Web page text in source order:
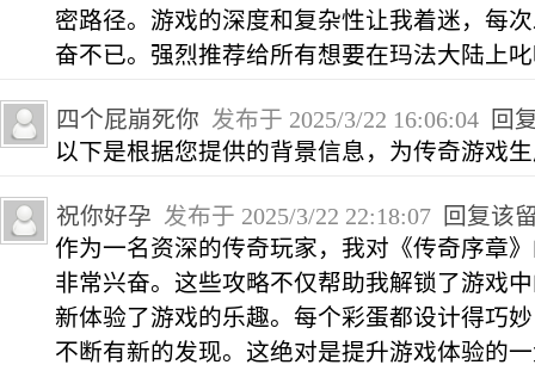
密路径。游戏的深度和复杂性让我着迷，每
奋不已。强烈推荐给所有想要在玛法大陆上
四个屁崩死你 发布于 2025/3/22 16:06:04 回
以下是根据您提供的背景信息，为传奇游戏
祝你好孕 发布于 2025/3/22 22:18:07 回复该
作为一名资深的传奇玩家，我对《传奇序章
非常兴奋。这些攻略不仅帮助我解锁了游戏
新体验了游戏的乐趣。每个彩蛋都设计得巧
不断有新的发现。这绝对是提升游戏体验的